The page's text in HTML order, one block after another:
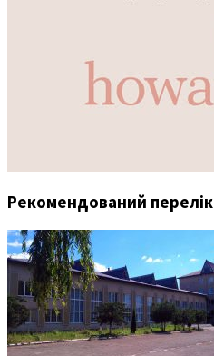
Рекомендований перелік